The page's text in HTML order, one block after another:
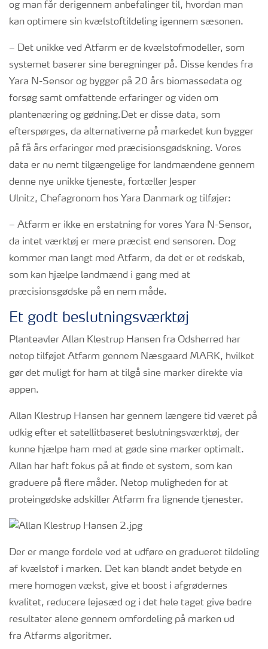
og man får derigennem anbefalinger til, hvordan man
kan optimere sin kvælstoftildeling igennem sæsonen.
– Det unikke ved Atfarm er de kvælstofmodeller, som
systemet baserer sine beregninger på. Disse kendes fra
Yara N-Sensor og bygger på 20 års biomassedata og
forsøg samt omfattende erfaringer og viden om
plantenæring og gødning.Det er disse data, som
efterspørges, da alternativerne på markedet kun bygger
på få års erfaringer med præcisionsgødskning. Vores
data er nu nemt tilgængelige for landmændene gennem
denne nye unikke tjeneste, fortæller Jesper
Ulnitz, Chefagronom hos Yara Danmark og tilføjer:
– Atfarm er ikke en erstatning for vores Yara N-Sensor,
da intet værktøj er mere præcist end sensoren. Dog
kommer man langt med Atfarm, da det er et redskab,
som kan hjælpe landmænd i gang med at
præcisionsgødske på en nem måde.
Et godt beslutningsværktøj
Planteavler Allan Klestrup Hansen fra Odsherred har
netop tilføjet Atfarm gennem Næsgaard MARK, hvilket
gør det muligt for ham at tilgå sine marker direkte via
appen.
Allan Klestrup Hansen har gennem længere tid været på
udkig efter et satellitbaseret beslutningsværktøj, der
kunne hjælpe ham med at gøde sine marker optimalt.
Allan har haft fokus på at finde et system, som kan
graduere på flere måder. Netop muligheden for at
proteingødske adskiller Atfarm fra lignende tjenester.
Der er mange fordele ved at udføre en gradueret tildeling
af kvælstof i marken. Det kan blandt andet betyde en
mere homogen vækst, give et boost i afgrødernes
kvalitet, reducere lejesæd og i det hele taget give bedre
resultater alene gennem omfordeling på marken ud
fra Atfarms algoritmer.